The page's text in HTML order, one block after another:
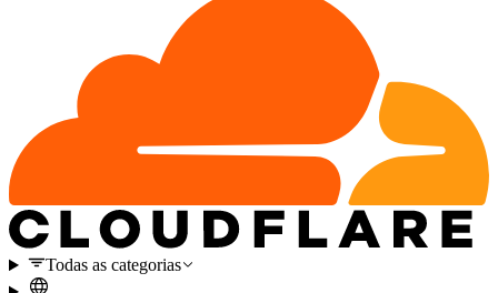
Todas as categorias